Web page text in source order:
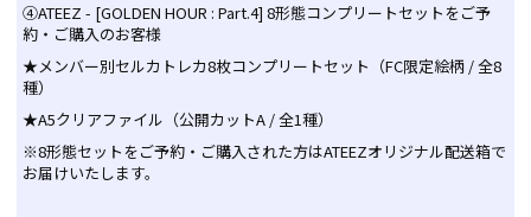
④ATEEZ - [GOLDEN HOUR : Part.4] 8形態コンプリートセットをご予
約・ご購入のお客様
★メンバー別セルカトレカ8枚コンプリートセット（FC限定絵柄 / 全8
種）
★A5クリアファイル（公開カットA / 全1種）
※8形態セットをご予約・ご購入された方はATEEZオリジナル配送箱で
お届けいたします。